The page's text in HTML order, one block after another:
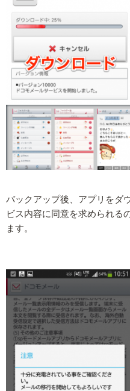
バックアップ後、アプリをダ
ビス内容に同意を求められる
ます。